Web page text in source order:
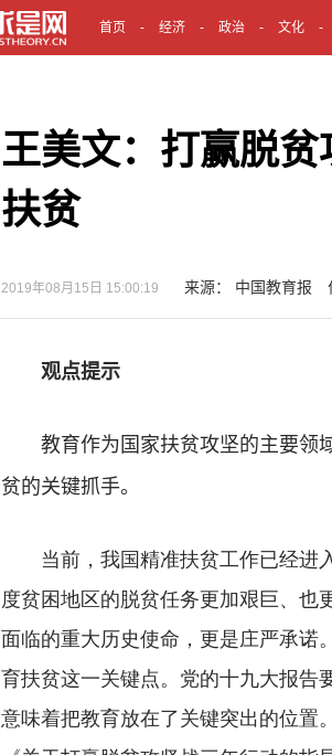
首页 经济 政治 文化
王美文：打赢脱
扶贫
2019年08月15日 15:00:19 来源： 中国教育报
观点提示
教育作为国家扶贫攻坚的主要领
贫的关键抓手。
当前，我国精准扶贫工作已经进
度贫困地区的脱贫任务更加艰巨、
面临的重大历史使命，更是庄严承诺
育扶贫这一关键点。党的十九大报告
意味着把教育放在了关键突出的位置